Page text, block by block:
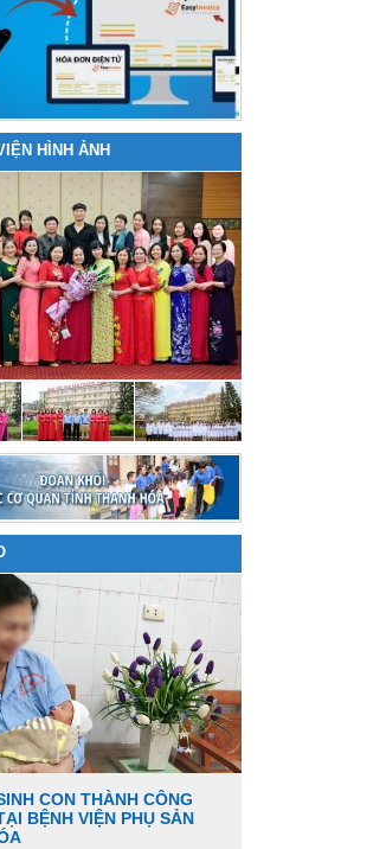
HÌNH ẢNH
CON THÀNH CÔNG
BỆNH VIỆN PHỤ SẢN